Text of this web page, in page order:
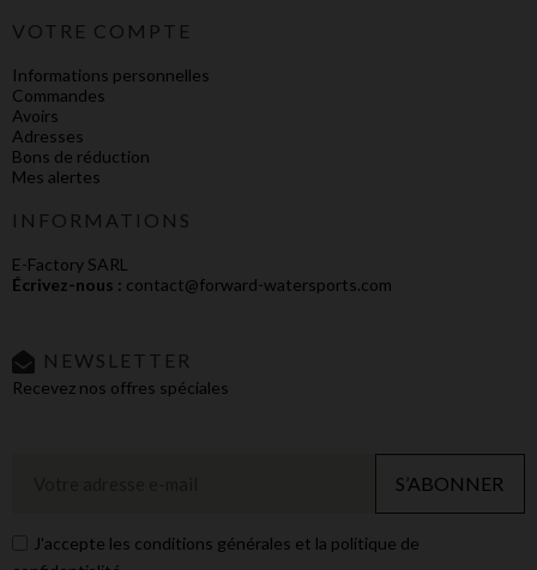
VOTRE COMPTE
Informations personnelles
Commandes
Avoirs
Adresses
Bons de réduction
Mes alertes
INFORMATIONS
E-Factory SARL
Écrivez-nous : contact@forward-watersports.com
NEWSLETTER
Recevez nos offres spéciales
S’ABONNER
J'accepte les conditions générales et la politique de